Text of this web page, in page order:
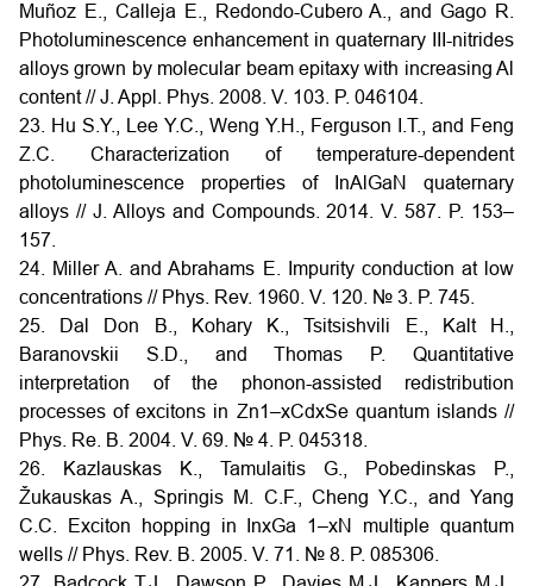
Muñoz E., Calleja E., Redondo-Cubero A., and Gago R.
Photoluminescence enhancement in quaternary III-nitrides
alloys grown by molecular beam epitaxy with increasing Al
content // J. Appl. Phys. 2008. V. 103. P. 046104.
23. Hu S.Y., Lee Y.C., Weng Y.H., Ferguson I.T., and Feng
Z.C. Characterization of temperature-dependent
photoluminescence properties of InAlGaN quaternary
alloys // J. Alloys and Compounds. 2014. V. 587. P. 153–
157.
24. Miller A. and Abrahams E. Impurity conduction at low
concentrations // Phys. Rev. 1960. V. 120. № 3. P. 745.
25. Dal Don B., Kohary K., Tsitsishvili E., Kalt H.,
Baranovskii S.D., and Thomas P. Quantitative
interpretation of the phonon-assisted redistribution
processes of excitons in Zn1–xCdxSe quantum islands //
Phys. Re. B. 2004. V. 69. № 4. P. 045318.
26. Kazlauskas K., Tamulaitis G., Pobedinskas P.,
Žukauskas A., Springis M. C.F., Cheng Y.C., and Yang
C.C. Exciton hopping in InxGa 1–xN multiple quantum
wells // Phys. Rev. B. 2005. V. 71. № 8. P. 085306.